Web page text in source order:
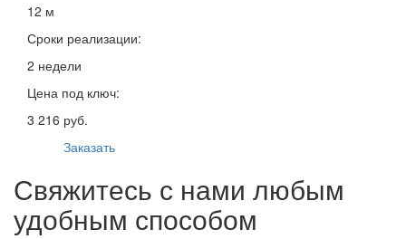
12 м
Сроки реализации:
2 недели
Цена под ключ:
3 216 руб.
Заказать
Свяжитесь с нами любым
удобным способом